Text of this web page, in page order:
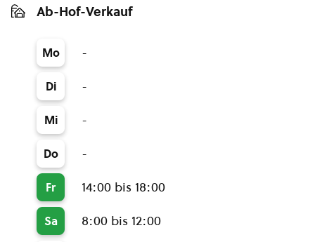
Ab-Hof-Verkauf
Mo -
Di -
Mi -
Do -
Fr 14:00 bis 18:00
Sa 8:00 bis 12:00